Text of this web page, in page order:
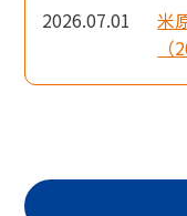
2026.07.01
米